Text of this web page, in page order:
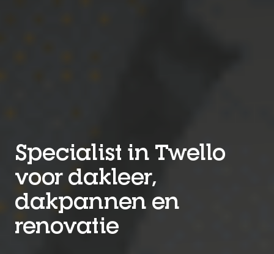
Specialist in Twello
voor dakleer,
dakpannen en
renovatie